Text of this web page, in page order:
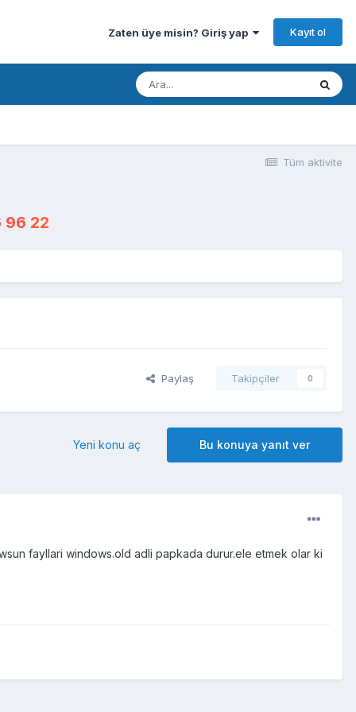
Zaten üye misin? Giriş yap Kayıt ol
Tüm aktivite
96 22
Paylaş Takipçiler 0
Bu konuya yanıt ver
Yeni konu aç
fayllari windows.old adli papkada durur.ele etmek olar ki